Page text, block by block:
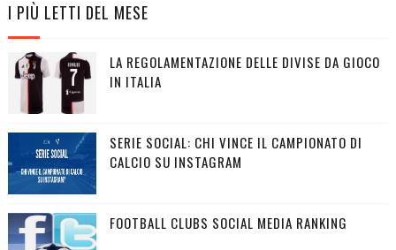
I PIÙ LETTI DEL MESE
LA REGOLAMENTAZIONE DELLE DIVISE DA GIOCO
IN ITALIA
SERIE SOCIAL: CHI VINCE IL CAMPIONATO DI
CALCIO SU INSTAGRAM
FOOTBALL CLUBS SOCIAL MEDIA RANKING